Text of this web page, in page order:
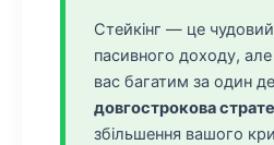
Стейкінг — це
пасивного доходу, але
вас багатим за один
довгострокова
збільшення вашого